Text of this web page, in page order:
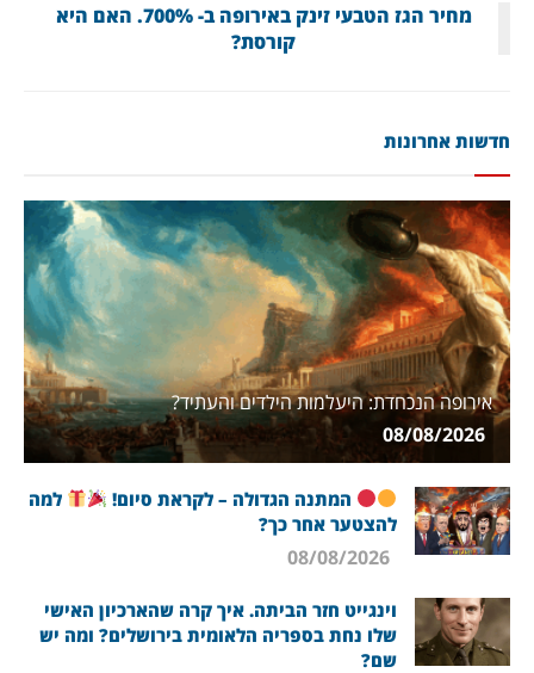
מחיר הגז הטבעי זינק באירופה ב- 700%. האם היא
קורסת?
חדשות אחרונות
אירופה הנכחדת: היעלמות הילדים והעתיד?
המתנה הגדולה – לקראת סיום!
למה
להצטער אחר כך?
וינגייט חזר הביתה. איך קרה שהארכיון האישי
שלו נחת בספריה הלאומית בירושלים? ומה יש
שם?